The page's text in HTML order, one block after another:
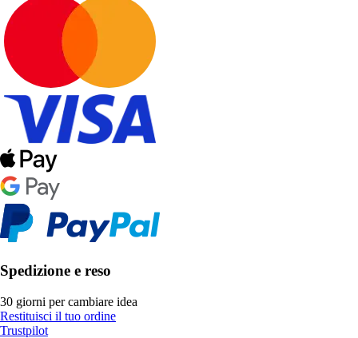
Spedizione e reso
30 giorni per cambiare idea
Restituisci il tuo ordine
Trustpilot